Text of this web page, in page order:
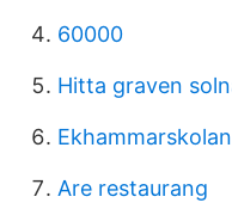
60000
Hitta graven
Are restaurang